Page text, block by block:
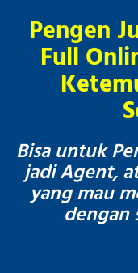
Pengen
Full
Bisa untuk
jadi Agent,
yang mau
dengan